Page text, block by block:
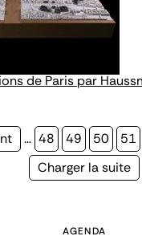
de Paris par
… Page
48 Page
49 Page
50 Page
51
Page
Charger la suite
AGENDA